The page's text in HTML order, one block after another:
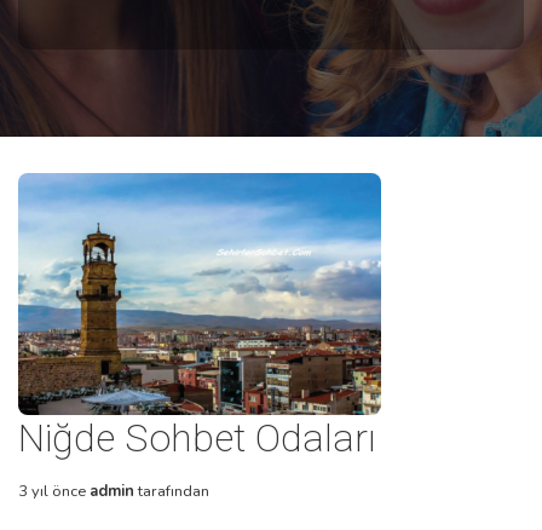
Niğde Sohbet Odaları
3 yıl önce admintarafından